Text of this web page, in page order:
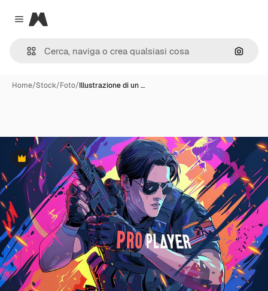
Close menu
Magnific
Cerca
Home/Stock/Foto/Illustrazione di un …
Premium